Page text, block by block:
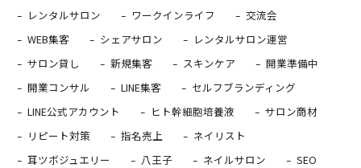
レンタルサロン
ワークインライフ
交流会
WEB集客
シェアサロン
レンタルサロン運営
サロン貸し
新規集客 スキンケア
開業準備中
開業コンサル
LINE集客
セルフブランディング
LINE公式アカウント
ヒト幹細胞培養液
サロン商材
リピート対策
指名売上
ネイリスト
耳ツボジュエリー
八王子 ネイルサロン
SEO